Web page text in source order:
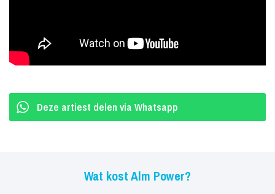
Deze artiest delen via Whatsapp
Wat kost Alm Power?